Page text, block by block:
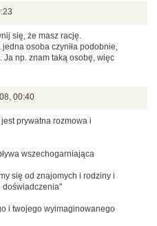
się, że masz rację.
osoba czyniła podobnie,
np. znam taką osobę, więc
00:40
prywatna rozmowa i
wszechogarniająca
się od znajomych i rodziny i
doświadczenia"
i twojego wyimaginowanego